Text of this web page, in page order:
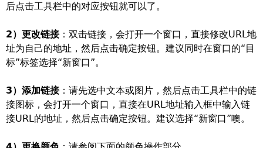
后点击工具栏中的对应按钮就可以了。
2）更改链接：双击链接，会打开一个窗口，直接修改URL地
址为自己的地址，然后点击确定按钮。建议同时在窗口的“目
标”标签选择“新窗口”。
3）添加链接：请先选中文本或图片，然后点击工具栏中的链
接图标，会打开一个窗口，直接在URL地址输入框中输入链
接URL的地址，然后点击确定按钮。建议选择“新窗口”噢。